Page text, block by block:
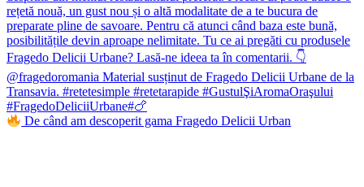
De când am descoperit gama Fragedo Delicii Urban